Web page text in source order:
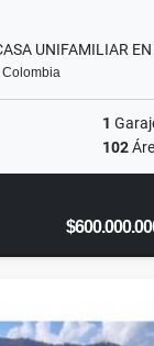
UNIFAMILIAR
Colombia
1
102